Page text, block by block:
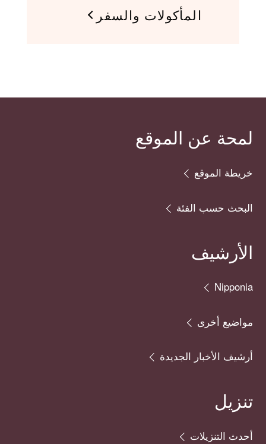
المأكولات والسفر
لمحة عن الموقع
خريطة الموقع
البحث حسب الفئة
الأرشيف
Nipponia
مواضيع أخرى
أرشيف الأخبار الجديدة
تنزيل
أحدث التنزيلات